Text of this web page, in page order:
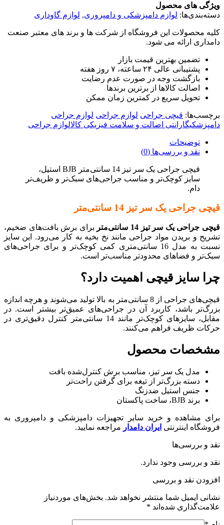
ویژگی های محصول
دسته‌بندی‌ها: لوازم دامپزشکی و دامپروری, لوازم گاوداری
کلیه محصولات این فروشگاه از شرکت ها و برند های معتبر صنعت
دامداری ارائه می شود.
تضمین بهترین قیمت بازار
پشتیبانی عالی ۲۴ ساعته، ۷ روز هفته
بازگشت وجه در صورت عدم رضایت
اصالت کالاها از برترین برندها
تحویل سریع در کمترین زمان ممکن
برچسب‌ها: قیچی جراحی لوازم جراحی لوازم جراحی
دامپزشکیگارانتی اصالت و سلامت فیزیکی کالالوازم جراحی
توضیحات
نقد و بررسی‌ها (0)
قیچی جراحی یک سر تیز 14 سانتی‌متر BJB استیل،
سایز کوچک‌تر و مناسب جراحی‌های سبک‌تر و ظریف‌تر
دام.
قیچی جراحی یک سر تیز 14 سانتی‌متر
قیچی جراحی یک سر تیز 14 سانتی‌متر
برای برش بافت‌های ضخیم،
تشریح و بریدن مواد جراحی مانند نخ بخیه به کار می‌رود. این سایز
نسبت به مدل 16 سانتی‌متری کمی کوچک‌تر و برای جراحی‌های
سبک‌تر و فضاهای محدودتر مناسب‌تر است.
چرا سایز قیچی اهمیت دارد؟
قیچی‌های جراحی از 8 سانتی‌متر به بالا تولید می‌شوند و هرچه اندازه
بزرگ‌تر باشد، کاربرد آن در جراحی‌های عمیق‌تر بیشتر است. در
مقابل، سایزهای کوچک‌تر مانند 14 سانتی‌متر کنترل دقیق‌تری در
حرکات ظریف فراهم می‌کنند.
مشخصات محصول
مدل یک سر تیز، مناسب برش کنترل‌شده بافت
دسته بزرگ‌تر از تیغه برای گرفتن راحت‌تر
جنس استیل ضدزنگ
برند BJB، ساخت پاکستان
برای مشاهده و خرید سایر تجهیزات دامپزشکی و دامپروری به
فروشگاه اینترنتی ایران دامدار مراجعه نمایید.
نقد و بررسی‌ها
نقد و بررسی وجود ندارد.
افزودن نقد و بررسی
نشانی ایمیل شما منتشر نخواهد شد. بخش‌های موردنیاز
علامت‌گذاری شده‌اند *